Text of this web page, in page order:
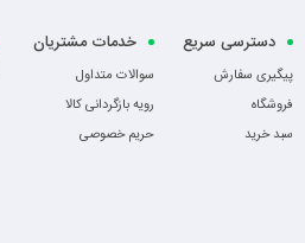
دسترسی سریع
پیگیری سفارش
فروشگاه
سبد خرید
خدمات مشتریان
سوالات متداول
رویه بازگردانی کالا
حریم خصوصی
-